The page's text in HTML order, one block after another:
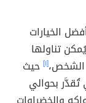
الخيارات
تناولها
الشخص،[١] حيث
تُقدَّر بحوالي